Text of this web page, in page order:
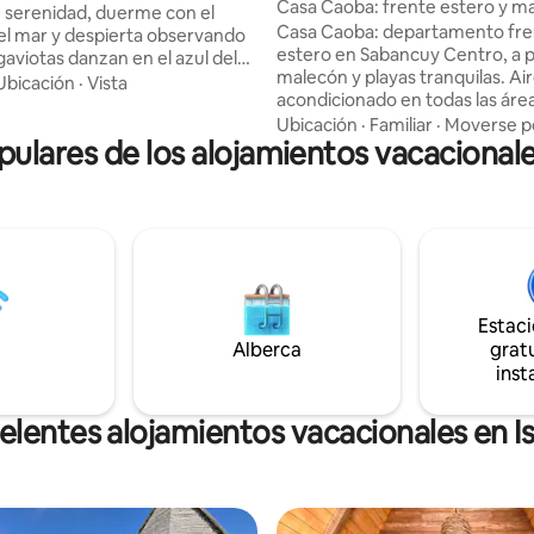
duerme con el
mar y despierta observando
danzan en el azul del
los pescadores en sus
enfrente de tu ventana
opción, puedes disfrutar
· Vista
Casa Caoba: frente estero y
Sabancuy
Casa Caoba: departamento
estero en Sabancuy Centro, a
malecón y playas tranquilas.
acondicionado en todas las
rápido 250 Mbps, cocina
equipada (estufa, horno,
cafetera, microondas),
malecón con antojitos
relájate en playas calmadas.
profesional y cancelación
garantizadas
Ubicación · Familiar · Moverse
de los alojamientos
Alberca
alojamientos vacacionales en